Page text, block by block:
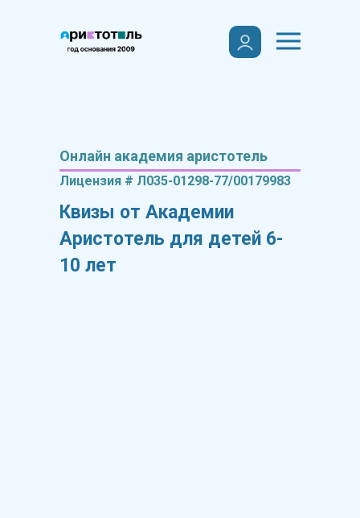
Квизы от Академии
Аристотель для детей 6-
10 лет
Лицензия # Л035-01298-77/00179983
Онлайн академия аристотель